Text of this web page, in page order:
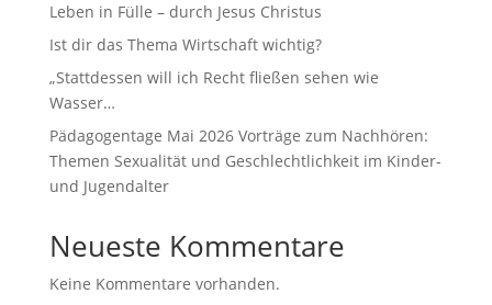
Leben in Fülle – durch Jesus Christus
Ist dir das Thema Wirtschaft wichtig?
„Stattdessen will ich Recht fließen sehen wie
Wasser…
Pädagogentage Mai 2026 Vorträge zum Nachhören:
Themen Sexualität und Geschlechtlichkeit im Kinder-
und Jugendalter
Neueste Kommentare
Keine Kommentare vorhanden.